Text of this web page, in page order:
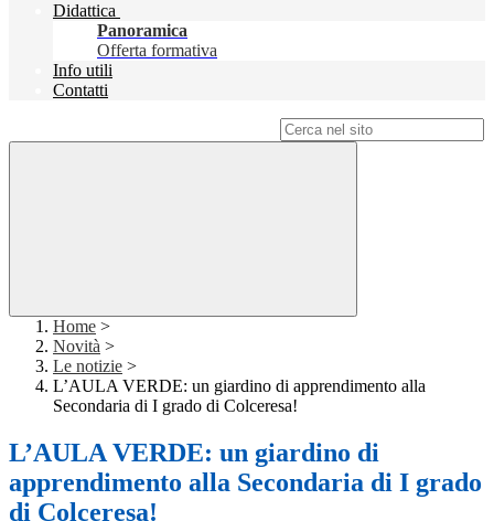
Didattica
Panoramica
Offerta formativa
Info utili
Contatti
Home >
Novità >
Le notizie >
L’AULA VERDE: un giardino di apprendimento alla
Secondaria di I grado di Colceresa!
L’AULA VERDE: un giardino di
apprendimento alla Secondaria di I grado
di Colceresa!